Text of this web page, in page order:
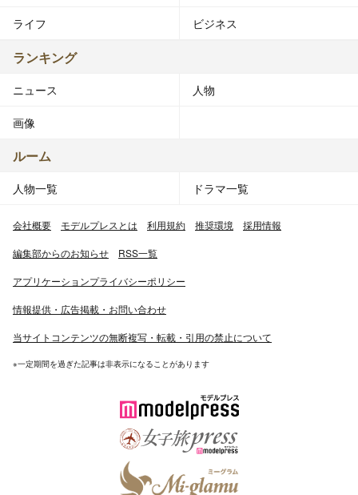
ライフ ビジネス
ランキング
ニュース 人物
画像
ルーム
人物一覧 ドラマ一覧
会社概要 モデルプレスとは 利用規約 推奨環境 採用情報
編集部からのお知らせ RSS一覧
アプリケーションプライバシーポリシー
情報提供・広告掲載・お問い合わせ
当サイトコンテンツの無断複写・転載・引用の禁止について
※一定期間を過ぎた記事は非表示になることがあります